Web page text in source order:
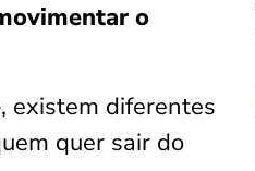
o
, existem diferentes
quer sair do